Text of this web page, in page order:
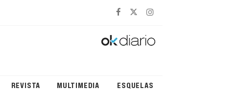
REVISTA MULTIMEDIA ESQUELAS